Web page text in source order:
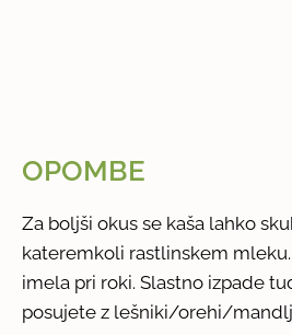
OPOMBE
Za boljši okus se kaša lahko
kateremkoli rastlinskem
imela pri roki. Slastno izpade
posujete z lešniki/orehi/